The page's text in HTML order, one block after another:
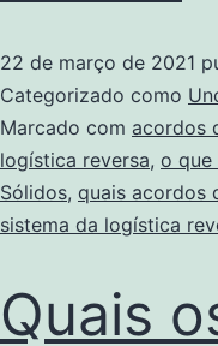
22 de março de 2021
Categorizado como
Marcado com acordos
logística reversa, o que
Sólidos, quais acordos
sistema da logística
Quais